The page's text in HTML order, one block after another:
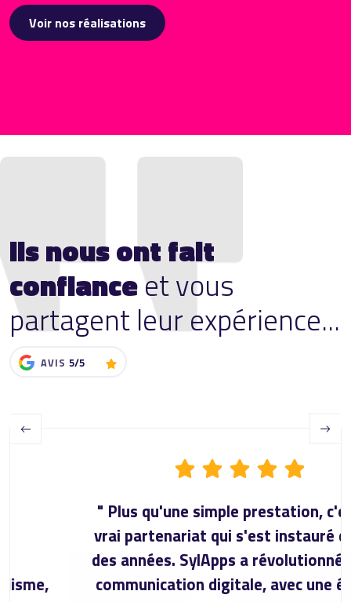
Voir nos réalisations
Ils nous ont fait
confianceet vous
partagent leur expérience...
AVIS 5/5
" Plus qu'une simple prestation, c'est un
vrai partenariat qui s'est instauré depuis
des années. SylApps a révolutionné notre
communication digitale, avec une équipe